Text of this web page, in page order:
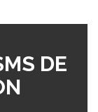
DE